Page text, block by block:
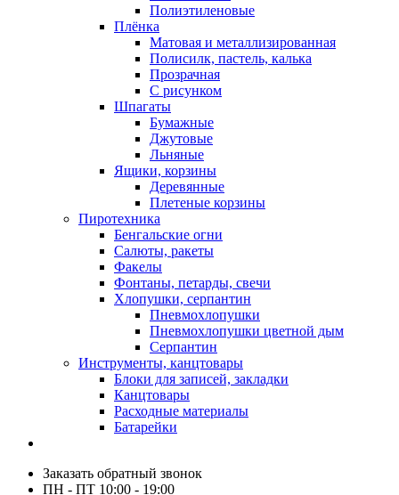
Полиэтиленовые
Плёнка
Матовая и металлизированная
Полисилк, пастель, калька
Прозрачная
С рисунком
Шпагаты
Бумажные
Джутовые
Льняные
Ящики, корзины
Деревянные
Плетеные корзины
Пиротехника
Бенгальские огни
Салюты, ракеты
Факелы
Фонтаны, петарды, свечи
Хлопушки, серпантин
Пневмохлопушки
Пневмохлопушки цветной дым
Серпантин
Инструменты, канцтовары
Блоки для записей, закладки
Канцтовары
Расходные материалы
Батарейки
Заказать обратный звонок
ПН - ПТ 10:00 - 19:00